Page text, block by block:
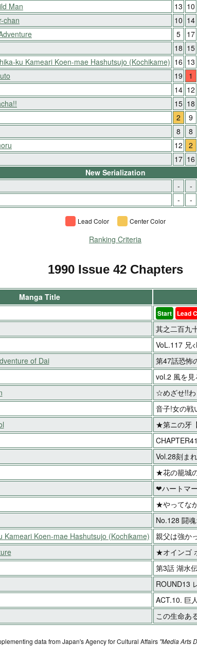
Man 13 10
chan 10 14
5 17
18 15
ku Kameari Koen-mae Hashutsujo (Kochikame) 16 13
19 1
14 12
15 18
2 9
8 8
12 2
17 16
New Serialization
- -
- -
Lead Color Center Color
Ranking Criteria
1990 Issue 42 Chapters
Manga Title
Start Lead
其之二百九
VoL.117 兄
of Dai
第47話恐怖
vol.2 風を見
☆めざせ!!わ
音子!女の戦
★第ニの牙
Vol.28刻ま
★花の籠城
❤ハートマ
★やってな
No.128 闘
Kameari Koen-mae Hashutsujo (Kochikame)
親父は強か
★オインゴ
第3話 湖水
ROUND13
ACT.10. 巨
この生命あ
data from Japan's Agency for Cultural Affairs "Media Arts